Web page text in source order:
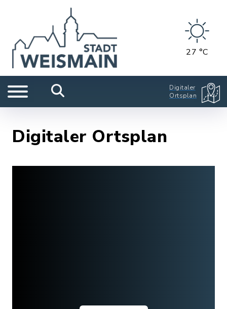
27 °C
Digitaler
Ortsplan
Digitaler Ortsplan